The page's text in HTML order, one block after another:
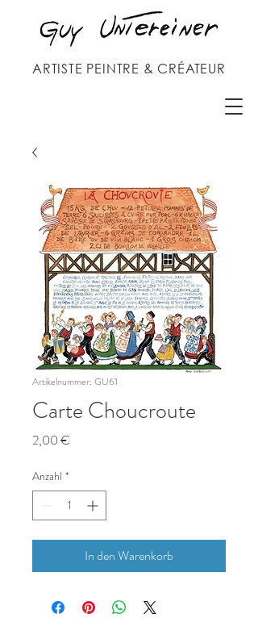
ARTISTE PEINTRE & CRÉATEUR
Artikelnummer: GU61
Carte Choucroute
2,00 €
Anzahl *
In den Warenkorb